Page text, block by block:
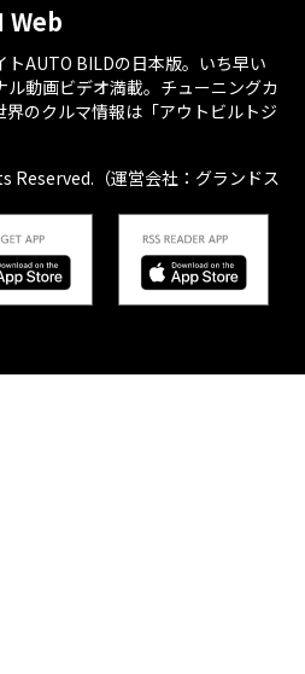
Web
AUTO BILDの日本版。いち早い
動画ビデオ満載。チューニングカ
のクルマ情報は「アウトビルトジ
（運営会社：グランドス